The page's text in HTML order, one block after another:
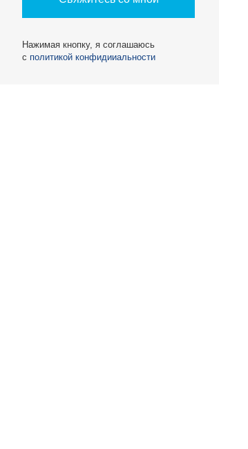
Нажимая кнопку, я соглашаюсь
с политикой конфидииальности